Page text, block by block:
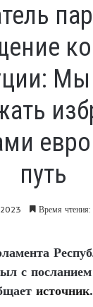
путь
Время
с
источник.